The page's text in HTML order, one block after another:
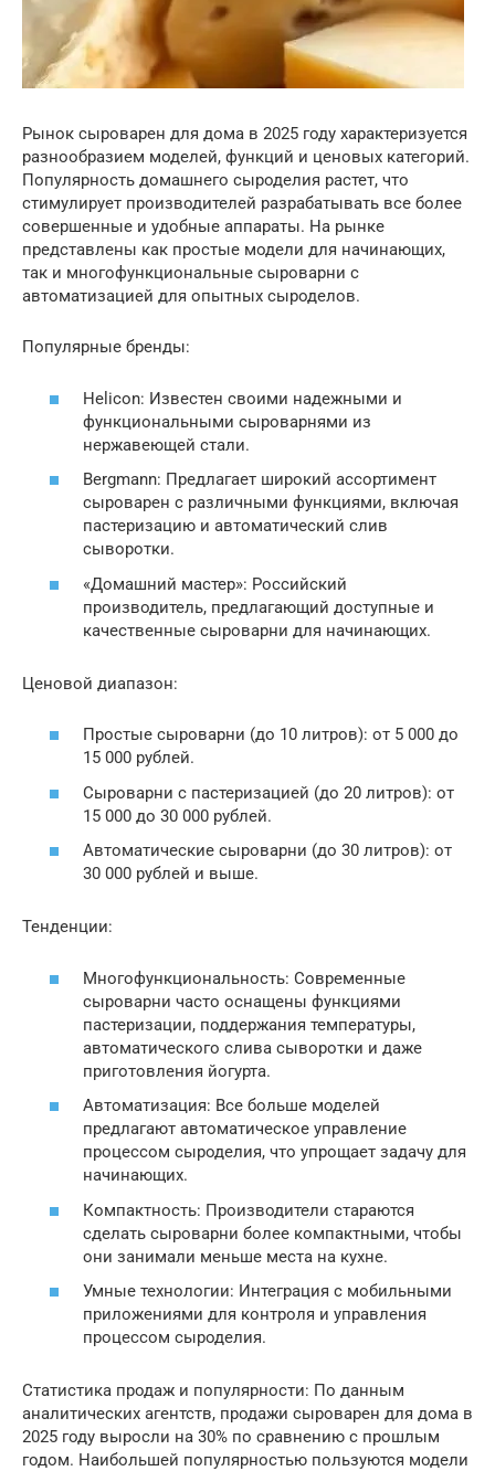
Рынок сыроварен для дома в 2025 году характеризуется
разнообразием моделей, функций и ценовых категорий.
Популярность домашнего сыроделия растет, что
стимулирует производителей разрабатывать все более
совершенные и удобные аппараты. На рынке
представлены как простые модели для начинающих,
так и многофункциональные сыроварни с
автоматизацией для опытных сыроделов.
Популярные бренды:
Helicon: Известен своими надежными и
функциональными сыроварнями из
нержавеющей стали.
Bergmann: Предлагает широкий ассортимент
сыроварен с различными функциями, включая
пастеризацию и автоматический слив
сыворотки.
«Домашний мастер»: Российский
производитель, предлагающий доступные и
качественные сыроварни для начинающих.
Ценовой диапазон:
Простые сыроварни (до 10 литров): от 5 000 до
15 000 рублей.
Сыроварни с пастеризацией (до 20 литров): от
15 000 до 30 000 рублей.
Автоматические сыроварни (до 30 литров): от
30 000 рублей и выше.
Тенденции:
Многофункциональность: Современные
сыроварни часто оснащены функциями
пастеризации, поддержания температуры,
автоматического слива сыворотки и даже
приготовления йогурта.
Автоматизация: Все больше моделей
предлагают автоматическое управление
процессом сыроделия, что упрощает задачу для
начинающих.
Компактность: Производители стараются
сделать сыроварни более компактными, чтобы
они занимали меньше места на кухне.
Умные технологии: Интеграция с мобильными
приложениями для контроля и управления
процессом сыроделия.
Статистика продаж и популярности: По данным
аналитических агентств, продажи сыроварен для дома в
2025 году выросли на 30% по сравнению с прошлым
годом. Наибольшей популярностью пользуются модели